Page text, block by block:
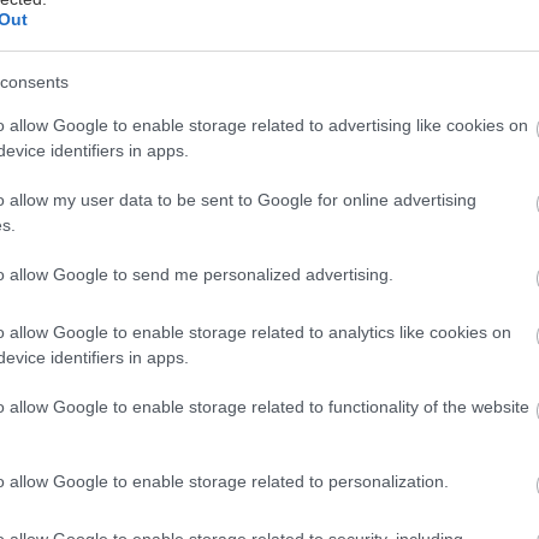
allow Google to enable storage related to advertising like cookies on
identifiers in apps.
allow my user data to be sent to Google for online advertising
allow Google to send me personalized advertising.
allow Google to enable storage related to analytics like cookies on
identifiers in apps.
allow Google to enable storage related to functionality of the website
allow Google to enable storage related to personalization.
šancu zabezpečiť si tepelne stabilný
muriva. Málokto vie, že investícia
kombinácii s rozumným projektom
pri posudzovaní celkovej energetickej
murive a obvodovom plášti, vy ušetríte
ktoré dokážu vyvážiť tepelné
nie sú lacnou záležitosťou a majú
hrubá stavba, ktorá prežije vás i ďalšie
vám doprajú „luxus“ nezaoberať sa